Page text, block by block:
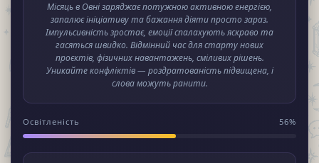
Місяць в Овні заряджає потужною активною енергією,
запалює ініціативу та бажання діяти просто зараз.
Імпульсивність зростає, емоції спалахують яскраво та
гасяться швидко. Відмінний час для старту нових
проєктів, фізичних навантажень, сміливих рішень.
Уникайте конфліктів — роздратованість підвищена, і
слова можуть ранити.
Освітленість 56%